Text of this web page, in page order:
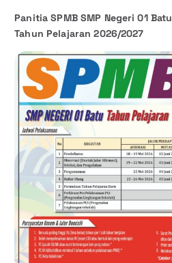
Panitia SPMB SMP Negeri 01 Batu
Tahun Pelajaran 2026/2027